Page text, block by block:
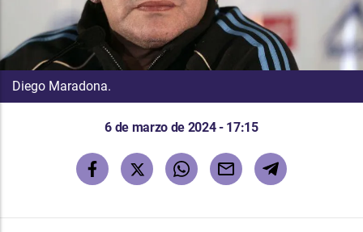
Diego Maradona.
6 de marzo de 2024 - 17:15